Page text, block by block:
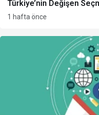
Türkiye’nin Değişen
1 hafta önce